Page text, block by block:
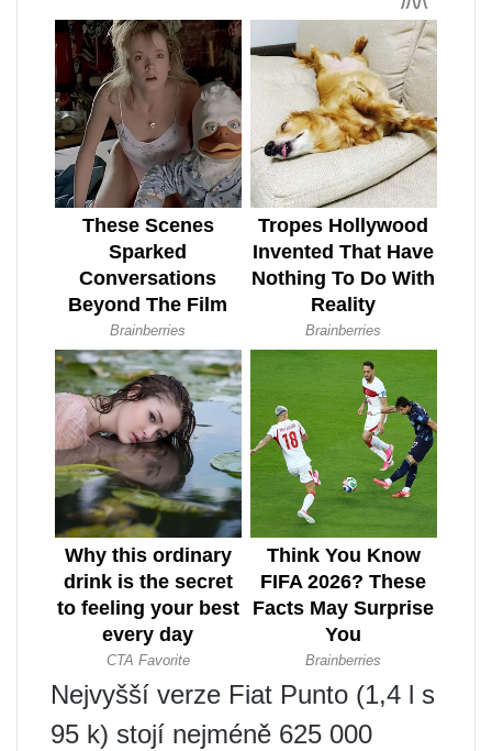
Nejvyšší verze Fiat Punto (1,4 l s
95 k) stojí nejméně 625 000